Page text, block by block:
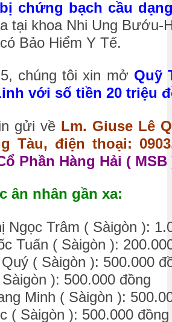
chứng bạch cầu
tại khoa Nhi Ung
Bảo Hiểm Y Tế.
chúng tôi xin mở Quỹ
với số tiền 20 triệu
gửi về Lm. Giuse Lê
Tàu, điện thoại:
Phần Hàng Hải ( MSB
ân nhân gần xa:
Ngọc Trâm ( Sàigòn ):
Tuấn ( Sàigòn ):
( Sàigòn ): 500.000
): 500.000 đồng
Minh ( Sàigòn ):
( Sàigòn ): 500.000 đồng